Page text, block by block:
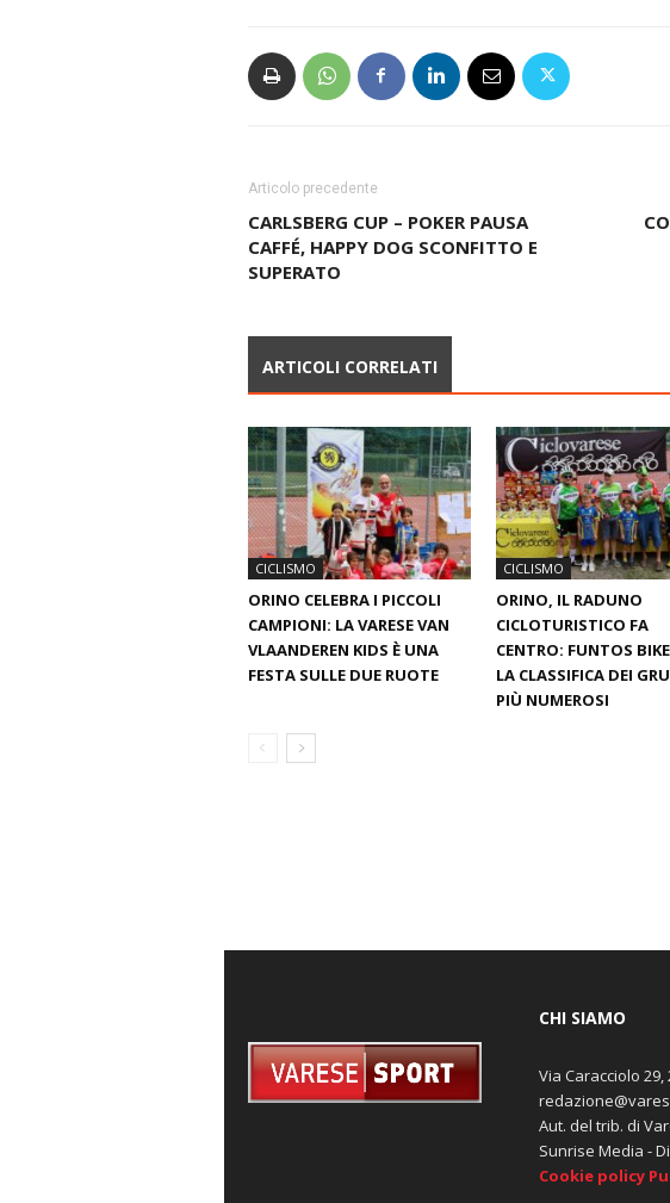
Articolo precedente
CARLSBERG CUP – POKER PAUSA
CAFFÉ, HAPPY DOG SCONFITTO E
SUPERATO
ARTICOLI CORRELATI
CICLISMO
ORINO CELEBRA I PICCOLI
CAMPIONI: LA VARESE VAN
VLAANDEREN KIDS È UNA
FESTA SULLE DUE RUOTE
CICLISMO
ORINO, IL RADUNO
CICLOTURISTICO FA
CENTRO: FUNTOS
LA CLASSIFICA DEI
PIÙ NUMEROSI
CHI SIAMO
Via Caracciolo 29,
Aut. del trib. di
Sunrise Media -
Cookie policy